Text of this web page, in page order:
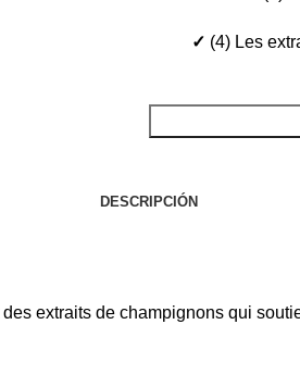
✓ (4) Les
DESCRIPCIÓN
extraits de champignons qui